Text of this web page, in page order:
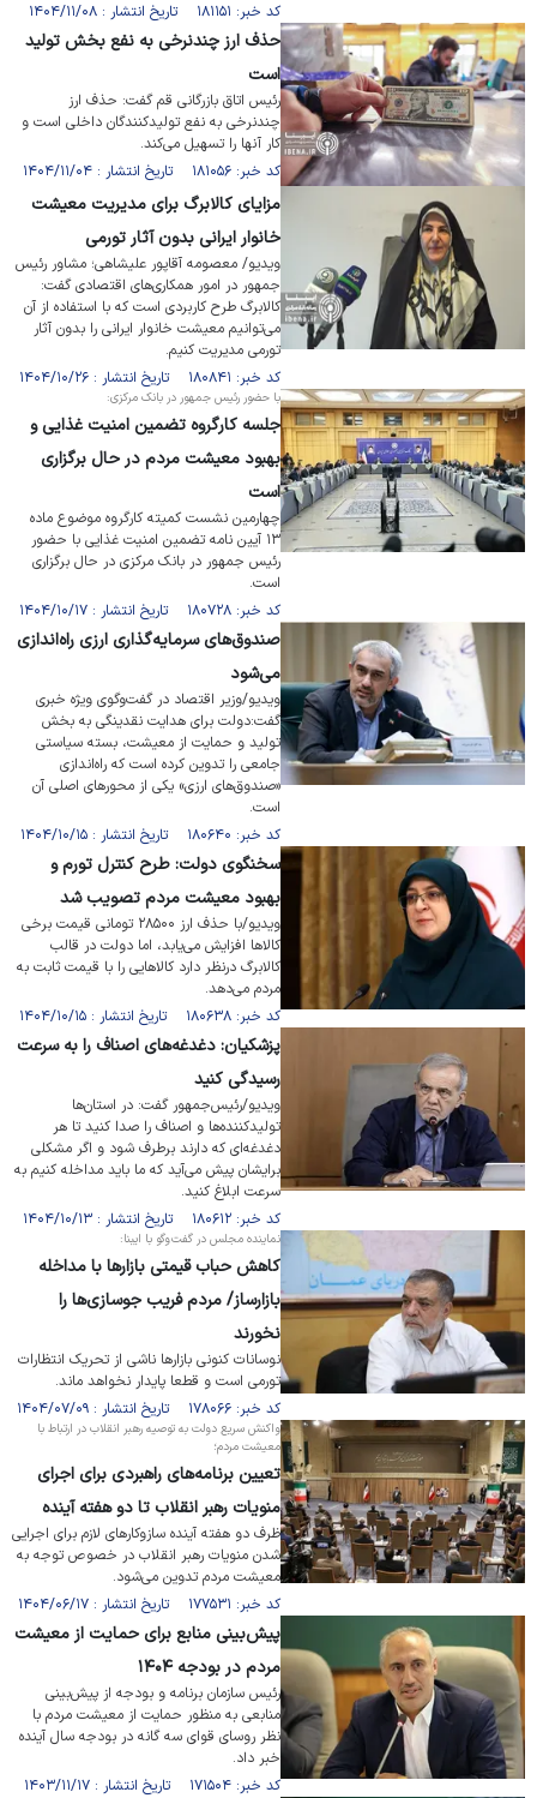
کد خبر: ۱۸۱۱۵۱ تاریخ انتشار : ۱۴۰۴/۱۱/۰۸
حذف ارز چندنرخی به نفع بخش تولید
است
رئیس اتاق بازرگانی قم گفت: حذف ارز
چندنرخی به نفع تولیدکنندگان داخلی است و
کار آنها را تسهیل می‌کند.
کد خبر: ۱۸۱۰۵۶ تاریخ انتشار : ۱۴۰۴/۱۱/۰۴
مزایای کالابرگ برای مدیریت معیشت
خانوار ایرانی بدون آثار تورمی
ویدیو/ معصومه آقاپور علیشاهی؛ مشاور رئیس
جمهور در امور همکاری‌های اقتصادی گفت:
کالابرگ طرح کاربردی است که با استفاده از آن
می‌توانیم معیشت خانوار ایرانی را بدون آثار
تورمی مدیریت کنیم.
کد خبر: ۱۸۰۸۴۱ تاریخ انتشار : ۱۴۰۴/۱۰/۲۶
با حضور رئیس جمهور در بانک مرکزی:
جلسه کارگروه تضمین امنیت غذایی و
بهبود معیشت مردم در حال برگزاری
است
چهارمین نشست کمیته کارگروه موضوع ماده
۱۳ آیین نامه تضمین امنیت غذایی با حضور
رئیس جمهور در بانک مرکزی در حال برگزاری
است.
کد خبر: ۱۸۰۷۲۸ تاریخ انتشار : ۱۴۰۴/۱۰/۱۷
صندوق‌های سرمایه‌گذاری ارزی راه‌اندازی
می‌شود
ویدیو/وزیر اقتصاد در گفت‌وگوی ویژه خبری
گفت:دولت برای هدایت نقدینگی به بخش
تولید و حمایت از معیشت، بسته سیاستی
جامعی را تدوین کرده است که راه‌اندازی
«صندوق‌های ارزی» یکی از محور‌های اصلی آن
است.
کد خبر: ۱۸۰۶۴۰ تاریخ انتشار : ۱۴۰۴/۱۰/۱۵
سخنگوی دولت: طرح کنترل تورم و
بهبود معیشت مردم تصویب شد
ویدیو/با حذف ارز ۲۸۵۰۰ تومانی قیمت برخی
کالا‌ها افزایش می‌یابد، اما دولت در قالب
کالابرگ درنظر دارد کالا‌هایی را با قیمت ثابت به
مردم می‌دهد.
کد خبر: ۱۸۰۶۳۸ تاریخ انتشار : ۱۴۰۴/۱۰/۱۵
پزشکیان: دغدغه‌های اصناف را به سرعت
رسیدگی کنید
ویدیو/رئیس‌جمهور گفت: در استان‌ها
تولیدکننده‌ها و اصناف را صدا کنید تا هر
دغدغه‌ای که دارند برطرف شود و اگر مشکلی
برایشان پیش می‌آید که ما باید مداخله کنیم به
سرعت ابلاغ کنید.
کد خبر: ۱۸۰۶۱۲ تاریخ انتشار : ۱۴۰۴/۱۰/۱۳
نماینده مجلس در گفت‌وگو با ایبنا:
کاهش حباب قیمتی بازارها با مداخله
بازارساز/ مردم فریب جوسازی‌ها را
نخورند
نوسانات کنونی بازار‌ها ناشی از تحریک انتظارات
تورمی است و قطعا پایدار نخواهد ماند.
کد خبر: ۱۷۸۰۶۶ تاریخ انتشار : ۱۴۰۴/۰۷/۰۹
واکنش سریع دولت به توصیه رهبر انقلاب در ارتباط با
معیشت مردم؛
تعیین برنامه‌های راهبردی برای اجرای
منویات رهبر انقلاب تا دو هفته آینده
ظرف دو هفته آینده سازوکارهای لازم برای اجرایی
شدن منویات رهبر انقلاب در خصوص توجه به
معیشت مردم تدوین می‌شود.
کد خبر: ۱۷۷۵۳۱ تاریخ انتشار : ۱۴۰۴/۰۶/۱۷
پیش‌بینی منابع برای حمایت از معیشت
مردم در بودجه ۱۴۰۴
رئیس سازمان برنامه و بودجه از پیش‌بینی
منابعی به منظور حمایت از معیشت مردم با
نظر روسای قوای سه گانه در بودجه سال آینده
خبر داد.
کد خبر: ۱۷۱۵۰۴ تاریخ انتشار : ۱۴۰۳/۱۱/۱۷